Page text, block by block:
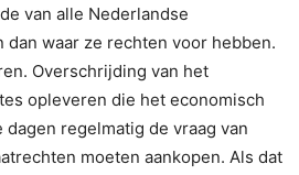
van alle Nederlandse
waar ze rechten voor hebben.
Overschrijding van het
opleveren die het economisch
regelmatig de vraag van
moeten aankopen. Als dat